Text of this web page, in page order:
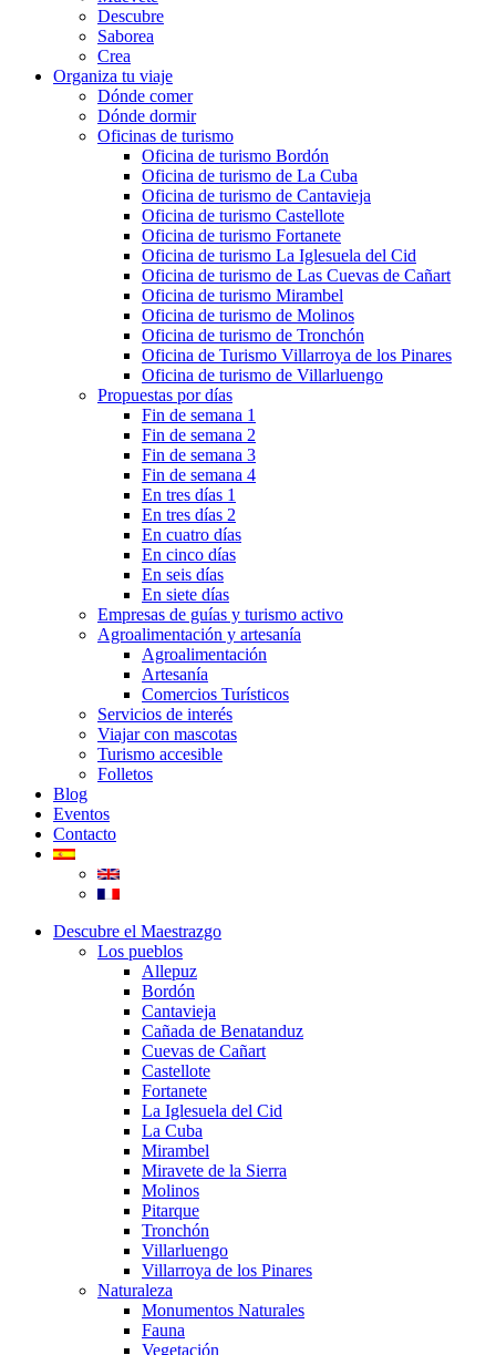
Descubre
Saborea
Crea
Organiza tu viaje
Dónde comer
Dónde dormir
Oficinas de turismo
Oficina de turismo Bordón
Oficina de turismo de La Cuba
Oficina de turismo de Cantavieja
Oficina de turismo Castellote
Oficina de turismo Fortanete
Oficina de turismo La Iglesuela del Cid
Oficina de turismo de Las Cuevas de Cañart
Oficina de turismo Mirambel
Oficina de turismo de Molinos
Oficina de turismo de Tronchón
Oficina de Turismo Villarroya de los Pinares
Oficina de turismo de Villarluengo
Propuestas por días
Fin de semana 1
Fin de semana 2
Fin de semana 3
Fin de semana 4
En tres días 1
En tres días 2
En cuatro días
En cinco días
En seis días
En siete días
Empresas de guías y turismo activo
Agroalimentación y artesanía
Agroalimentación
Artesanía
Comercios Turísticos
Servicios de interés
Viajar con mascotas
Turismo accesible
Folletos
Blog
Eventos
Contacto
Descubre el Maestrazgo
Los pueblos
Allepuz
Bordón
Cantavieja
Cañada de Benatanduz
Cuevas de Cañart
Castellote
Fortanete
La Iglesuela del Cid
La Cuba
Mirambel
Miravete de la Sierra
Molinos
Pitarque
Tronchón
Villarluengo
Villarroya de los Pinares
Naturaleza
Monumentos Naturales
Fauna
Vegetación